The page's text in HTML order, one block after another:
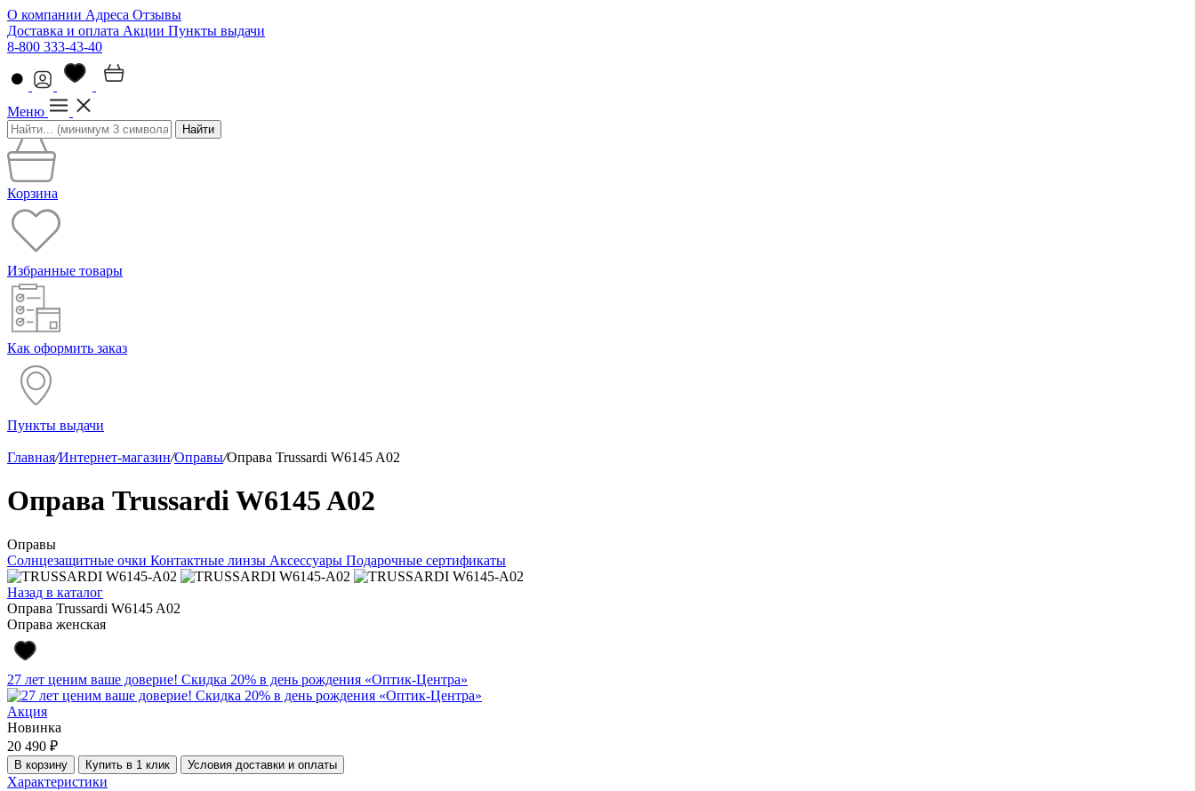
О компании Адреса Отзывы
Доставка и оплата Акции Пункты выдачи
8-800 333-43-40
Меню
Найти
Корзина
Избранные товары
Как оформить заказ
Пункты выдачи
Главная/Интернет-магазин/Оправы/Оправа Trussardi W6145 A02
Оправа Trussardi W6145 A02
Оправы
Солнцезащитные очки Контактные линзы Аксессуары Подарочные сертификаты
Назад в каталог
Оправа Trussardi W6145 A02
Оправа женская
27 лет ценим ваше доверие! Скидка 20% в день рождения «Оптик-Центра»
Акция
Новинка
20 490 ₽
В корзину Купить в 1 клик Условия доставки и оплаты
Характеристики